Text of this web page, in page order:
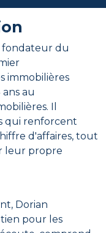
fondateur du
immobilières
au
Il
qui renforcent
d'affaires, tout
leur propre
Dorian
pour les